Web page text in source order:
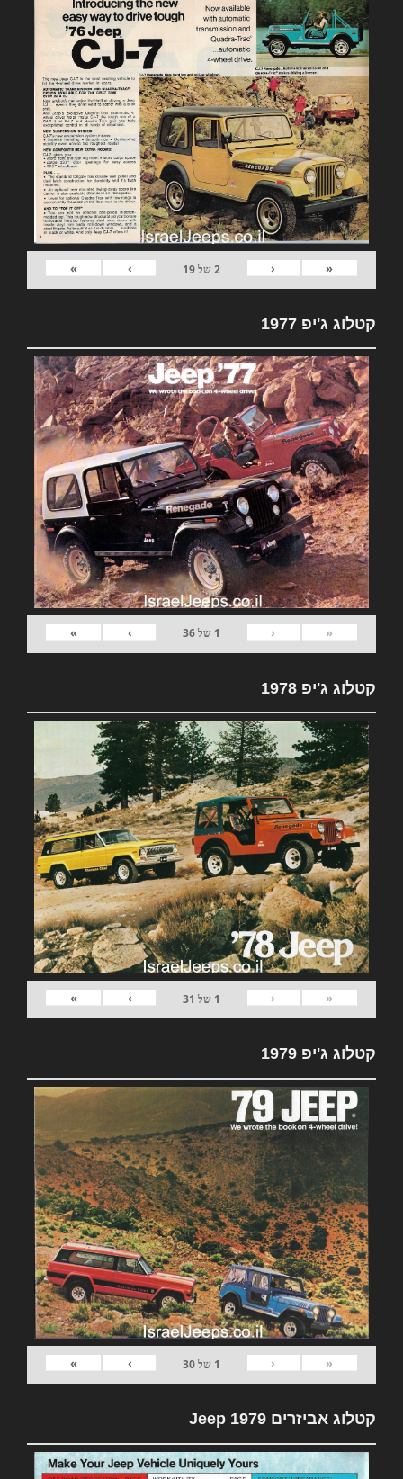
«
‹
2של19
›
»
קטלוג ג'יפ 1977
«
‹
1 של36
›
»
קטלוג ג'יפ 1978
«
‹
1 של 31
›
»
קטלוג ג'יפ 1979
«
‹
1 של30
›
»
קטלוג אביזרים 1979 Jeep